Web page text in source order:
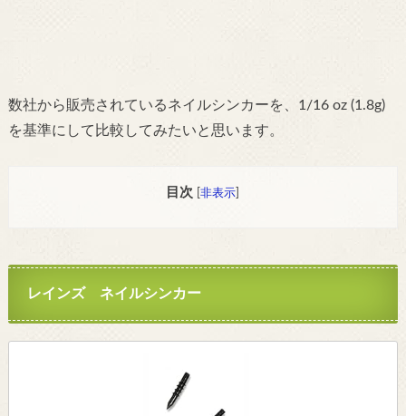
数社から販売されているネイルシンカーを、1/16 oz (1.8g)
を基準にして比較してみたいと思います。
目次 [非表示
レインズ ネイルシンカー